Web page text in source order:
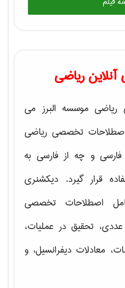
ریاضی
موسسه البرز می
اصطلاحات تخصصی ریاضی
و چه از فارسی به
قرار گیرد. دیکشنری
اصطلاحات تخصصی
عددی، تحقیق در عملیات،
معادلات دیفرانسیل، و